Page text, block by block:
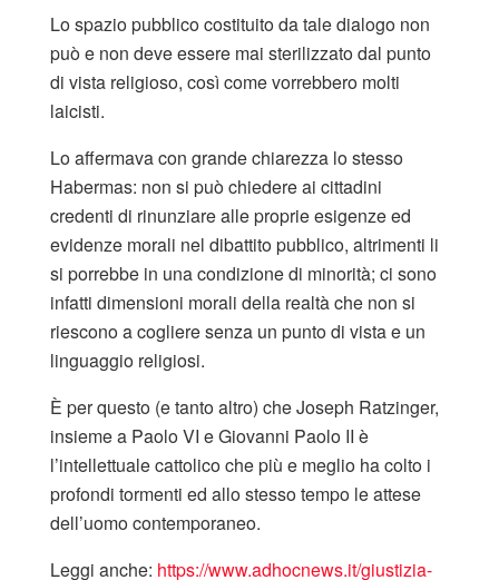
Lo spazio pubblico costituito da tale dialogo non
può e non deve essere mai sterilizzato dal punto
di vista religioso, così come vorrebbero molti
laicisti.
Lo affermava con grande chiarezza lo stesso
Habermas: non si può chiedere ai cittadini
credenti di rinunziare alle proprie esigenze ed
evidenze morali nel dibattito pubblico, altrimenti li
si porrebbe in una condizione di minorità; ci sono
infatti dimensioni morali della realtà che non si
riescono a cogliere senza un punto di vista e un
linguaggio religiosi.
È per questo (e tanto altro) che Joseph Ratzinger,
insieme a Paolo VI e Giovanni Paolo II è
l’intellettuale cattolico che più e meglio ha colto i
profondi tormenti ed allo stesso tempo le attese
dell’uomo contemporaneo.
Leggi anche: https://www.adhocnews.it/giustizia-